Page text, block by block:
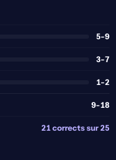
5-9
3-7
1-2
9-18
21 corrects sur 25